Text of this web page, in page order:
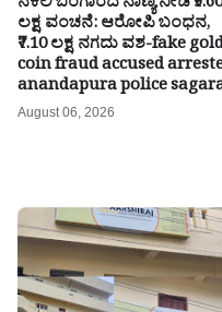
ಲಕ್ಷ ವಂಚನೆ: ಆರೋಪಿ ಬಂಧನ,
₹7.10 ಲಕ್ಷ ನಗದು ವಶ-fake
coin fraud accused
anandapura police
August 06, 2026